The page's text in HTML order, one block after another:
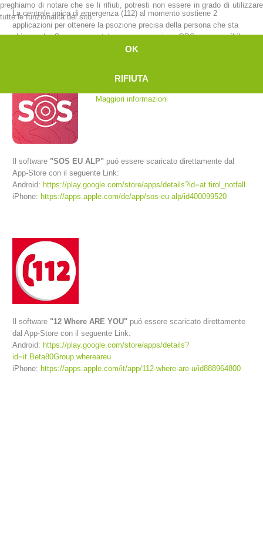
Comitato Direttivo
La centrale unica di emergenza (112) al momento sostiene 2
applicazioni per ottenere la psozione precisa della persona che sta
chiamando. Con uno smartphone a connessione GPS e se possibile
anche rete internet la centrale riceve la posizione esatta del
Il software "SOS EU ALP" puó essere scaricato direttamente dal
App-Store con il seguente Link:
Android: https://play.google.com/store/apps/details?id=at.tirol_notfall
iPhone: https://apps.apple.com/de/app/sos-eu-alp/id400099520
Il software "12 Where ARE YOU" puó essere scaricato direttamente
dal App-Store con il seguente Link:
Android: https://play.google.com/store/apps/details?
id=it.Beta80Group.whereareu
iPhone: https://apps.apple.com/it/app/112-where-are-u/id888964800
preghiamo di notare che se li rifiuti, potresti non essere in grado di utilizzare
tutte le funzionalità del sito.
OK
RIFIUTA
Maggiori informazioni